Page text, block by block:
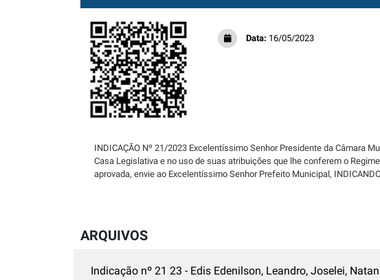
Data: 16/05/2023
INDICAÇÃO Nº 21/2023 Excelentíssimo Senhor Presidente da Câmara
Casa Legislativa e no uso de suas atribuições que lhe conferem o
aprovada, envie ao Excelentíssimo Senhor Prefeito Municipal,
ARQUIVOS
Indicação nº 21 23 - Edis Edenilson, Leandro, Joselei,